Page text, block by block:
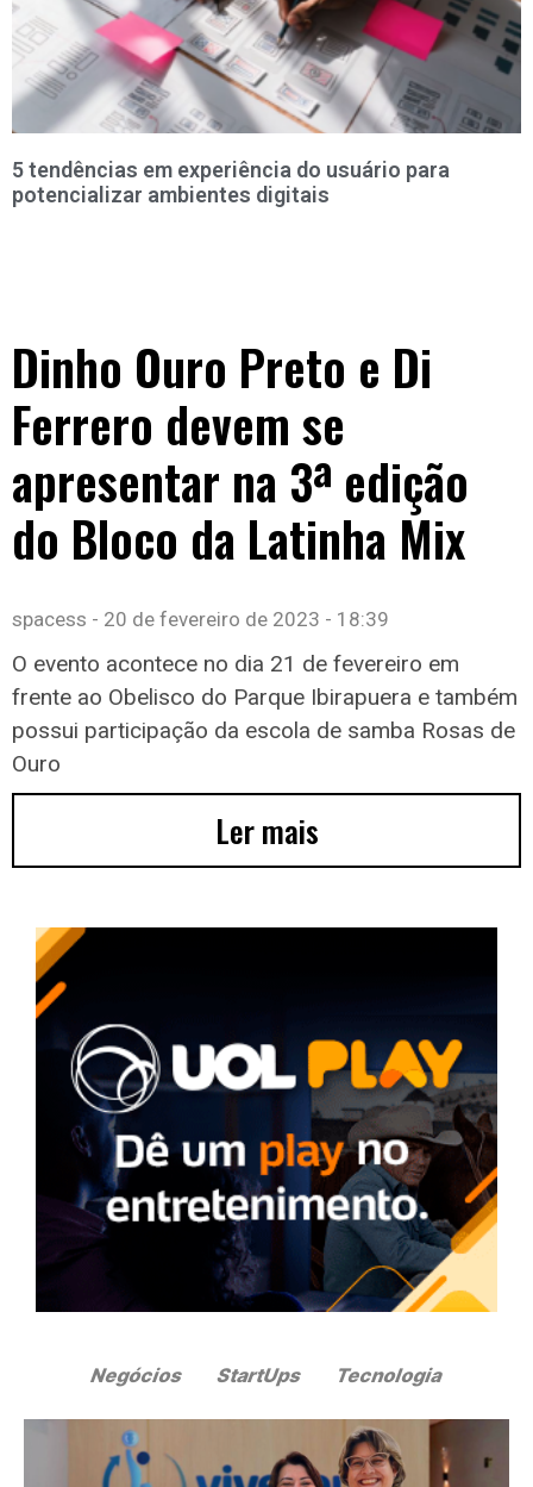
5 tendências em experiência do usuário para
potencializar ambientes digitais
Dinho Ouro Preto e Di
Ferrero devem se
apresentar na 3ª edição
do Bloco da Latinha Mix
spacess 20 de fevereiro de 2023 18:39
O evento acontece no dia 21 de fevereiro em
frente ao Obelisco do Parque Ibirapuera e também
possui participação da escola de samba Rosas de
Ouro
Ler mais